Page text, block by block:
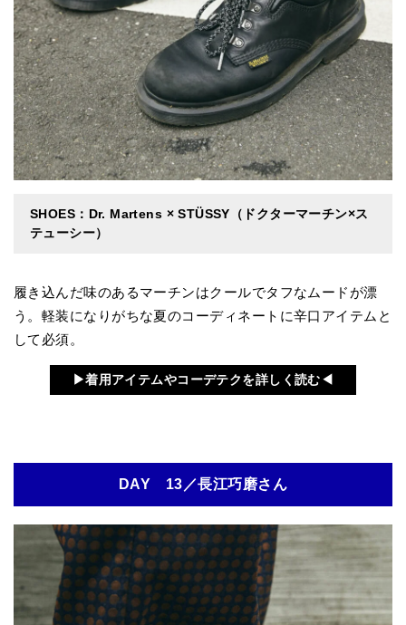
SHOES：Dr. Martens × STÜSSY（ドクターマーチン×ス
テューシー）
履き込んだ味のあるマーチンはクールでタフなムードが漂
う。軽装になりがちな夏のコーディネートに辛口アイテムと
して必須。
▶︎着用アイテムやコーデテクを詳しく読む◀︎
DAY 13／長江巧磨さん